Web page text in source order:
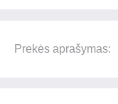
Prekės aprašymas: